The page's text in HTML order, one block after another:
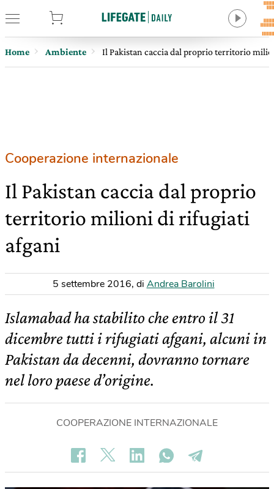
Home Ambiente Il Pakistan caccia dal proprio territorio
Cooperazione internazionale
Il Pakistan caccia dal proprio
territorio milioni di rifugiati
afgani
5 settembre 2016, di Andrea Barolini
Islamabad ha stabilito che entro il 31
dicembre tutti i rifugiati afgani, alcuni in
Pakistan da decenni, dovranno tornare
nel loro paese d’origine.
COOPERAZIONE INTERNAZIONALE